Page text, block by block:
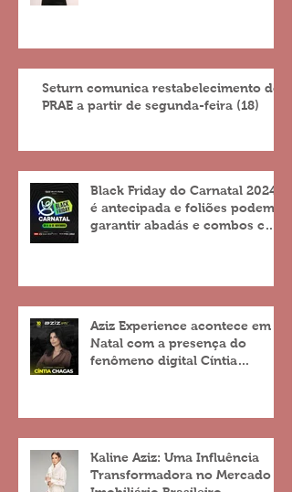
Seturn comunica restabelecimento do
PRAE a partir de segunda-feira (18)
Black Friday do Carnatal 2024
é antecipada e foliões podem
garantir abadás e combos com
Aziz Experience acontece em
Natal com a presença do
fenômeno digital Cíntia
Kaline Aziz: Uma Influência
Transformadora no Mercado